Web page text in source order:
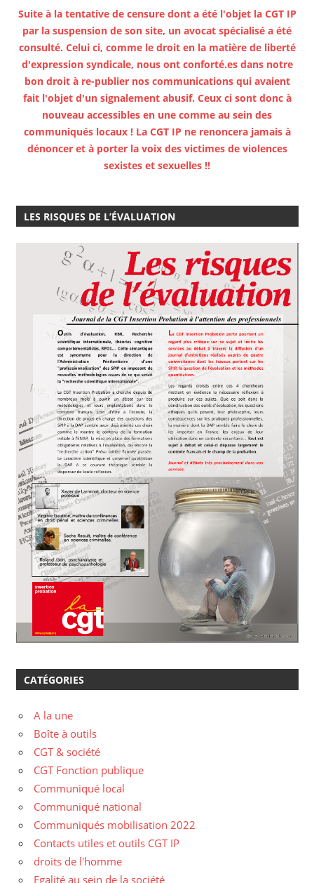
Suite à la tentative de censure dont a été l'objet la CGT IP
par la suspension de son site, un avocat spécialisé a été
consulté. Celui ci, comme le droit en la matière de liberté
d'expression syndicale, nous ont conforté.es dans notre
bon droit à re-publier nos communications qui avaient
fait l'objet d'un signalement abusif. Ceux ci sont donc à
nouveau accessibles en une comme au sein des
communiqués locaux ! La CGT IP ne renoncera jamais à
dénoncer et à porter la voix des victimes de violences
sexistes et sexuelles !!
LES RISQUES DE L’ÉVALUATION
CATÉGORIES
A la une
Boîte à outils
CGT & société
CGT Fonction publique
Communiqué local
Communiqué national
Communiqués mobilisation 2022
Contacts utiles et outils CGT IP
droits de l'homme
Egalité au sein de la société